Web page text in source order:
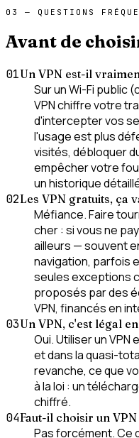
03 — QUESTIONS
Avant de
01Un VPN est-il
Sur un Wi-Fi public
VPN chiffre votre
d'intercepter vos
l'usage est plus
visités, débloquer
empêcher votre
un historique
02Les VPN gratuits, ça
Méfiance. Faire
cher : si vous ne
ailleurs — souvent
navigation, parfois
seules exceptions
proposés par des
VPN, financés en
03Un VPN, c'est légal
Oui. Utiliser un
et dans la quasi-
revanche, ce que
à la loi : un
chiffré.
04Faut-il choisir un
Pas forcément. Ce